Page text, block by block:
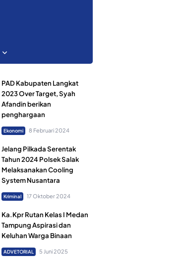
PAD Kabupaten Langkat
2023 Over Target, Syah
Afandin berikan
penghargaan
Ekonomi 8 Februari 2024
Jelang Pilkada Serentak
Tahun 2024 Polsek Salak
Melaksanakan Cooling
System Nusantara
Kriminal 17 Oktober 2024
Ka.Kpr Rutan Kelas I Medan
Tampung Aspirasi dan
Keluhan Warga Binaan
ADVETORIAL 5 Juni 2025